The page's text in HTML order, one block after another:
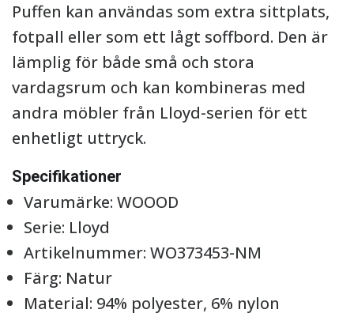
Puffen kan användas som extra sittplats,
fotpall eller som ett lågt soffbord. Den är
lämplig för både små och stora
vardagsrum och kan kombineras med
andra möbler från Lloyd-serien för ett
enhetligt uttryck.
Specifikationer
Varumärke: WOOOD
Serie: Lloyd
Artikelnummer: WO373453-NM
Färg: Natur
Material: 94% polyester, 6% nylon